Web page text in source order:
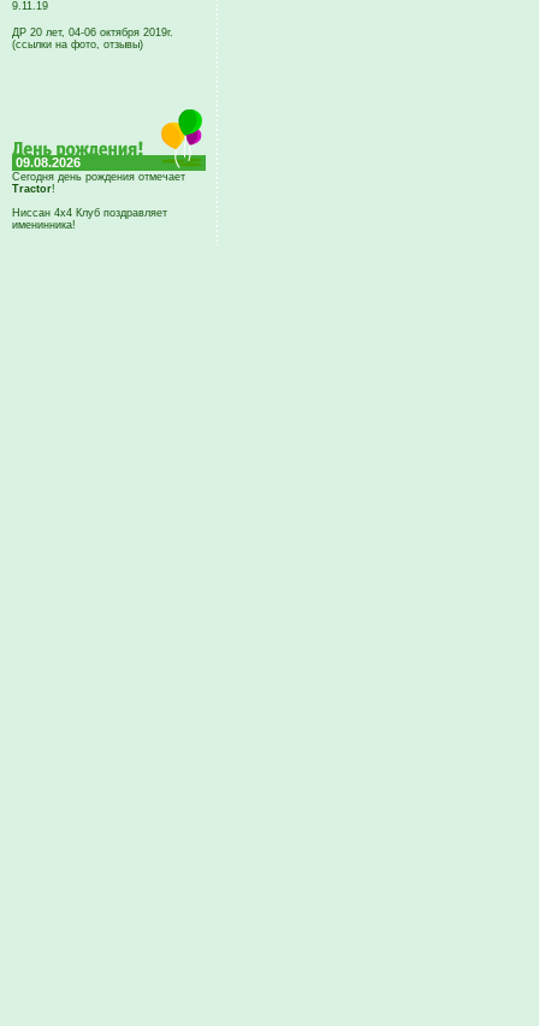
9.11.19
ДР 20 лет, 04-06 октября 2019г.
(ссылки на фото, отзывы)
09.08.2026
Сегодня день рождения отмечает
Tractor!
Ниссан 4х4 Клуб поздравляет
именинника!